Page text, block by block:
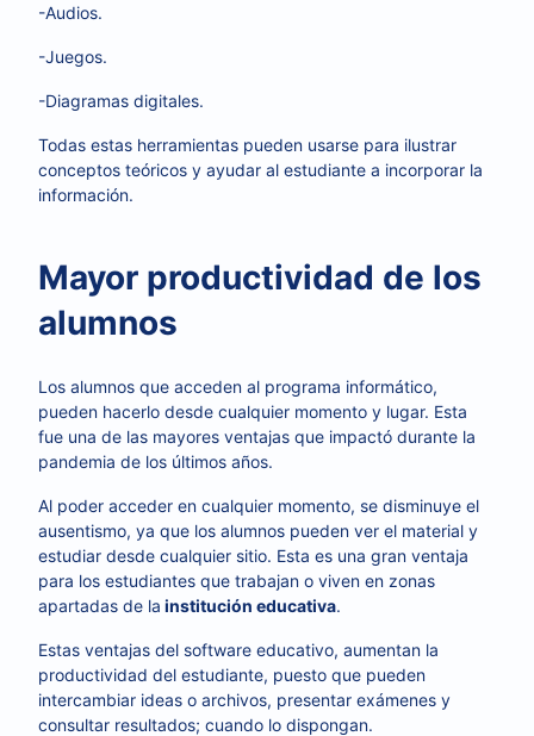
-Audios.
-Juegos.
-Diagramas digitales.
Todas estas herramientas pueden usarse para ilustrar
conceptos teóricos y ayudar al estudiante a incorporar la
información.
Mayor productividad de los
alumnos
Los alumnos que acceden al programa informático,
pueden hacerlo desde cualquier momento y lugar. Esta
fue una de las mayores ventajas que impactó durante la
pandemia de los últimos años.
Al poder acceder en cualquier momento, se disminuye el
ausentismo, ya que los alumnos pueden ver el material y
estudiar desde cualquier sitio. Esta es una gran ventaja
para los estudiantes que trabajan o viven en zonas
apartadas de la institución educativa.
Estas ventajas del software educativo, aumentan la
productividad del estudiante, puesto que pueden
intercambiar ideas o archivos, presentar exámenes y
consultar resultados; cuando lo dispongan.